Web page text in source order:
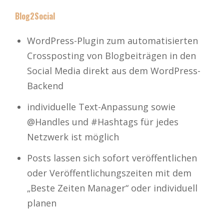
Blog2Social
WordPress-Plugin zum automatisierten
Crossposting von Blogbeiträgen in den
Social Media direkt aus dem WordPress-
Backend
individuelle Text-Anpassung sowie
@Handles und #Hashtags für jedes
Netzwerk ist möglich
Posts lassen sich sofort veröffentlichen
oder Veröffentlichungszeiten mit dem
„Beste Zeiten Manager“ oder individuell
planen